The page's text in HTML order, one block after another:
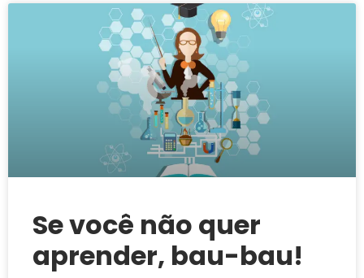
Se você não quer
aprender, bau-bau!